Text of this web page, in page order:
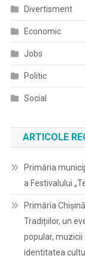
Divertisment
Economic
Jobs
Politic
Social
ARTICOLE
Primăria
a Festivalului
Primăria
Tradițiilor, un
popular,
identitatea